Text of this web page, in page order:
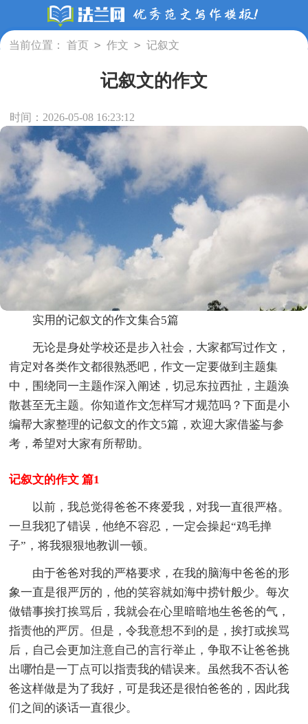
当前位置： 首页 > 作文 > 记叙文
记叙文的作文
时间：2026-05-08 16:23:12
实用的记叙文的作文集合5篇
无论是身处学校还是步入社会，大家都写过作文，
肯定对各类作文都很熟悉吧，作文一定要做到主题集
中，围绕同一主题作深入阐述，切忌东拉西扯，主题涣
散甚至无主题。你知道作文怎样写才规范吗？下面是小
编帮大家整理的记叙文的作文5篇，欢迎大家借鉴与参
考，希望对大家有所帮助。
记叙文的作文 篇1
以前，我总觉得爸爸不疼爱我，对我一直很严格。
一旦我犯了错误，他绝不容忍，一定会操起“鸡毛掸
子”，将我狠狠地教训一顿。
由于爸爸对我的严格要求，在我的脑海中爸爸的形
象一直是很严厉的，他的笑容就如海中捞针般少。每次
做错事挨打挨骂后，我就会在心里暗暗地生爸爸的气，
指责他的严厉。但是，令我意想不到的是，挨打或挨骂
后，自己会更加注意自己的言行举止，争取不让爸爸挑
出哪怕是一丁点可以指责我的错误来。虽然我不否认爸
爸这样做是为了我好，可是我还是很怕爸爸的，因此我
们之间的谈话一直很少。